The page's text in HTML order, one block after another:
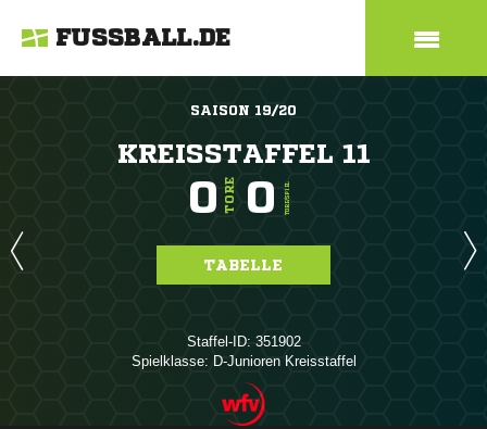
FUSSBALL.DE
SAISON 19/20
KREISSTAFFEL 11
0 TORE 0 TORE/SPIEL
TABELLE
Staffel-ID: 351902
Spielklasse: D-Junioren Kreisstaffel